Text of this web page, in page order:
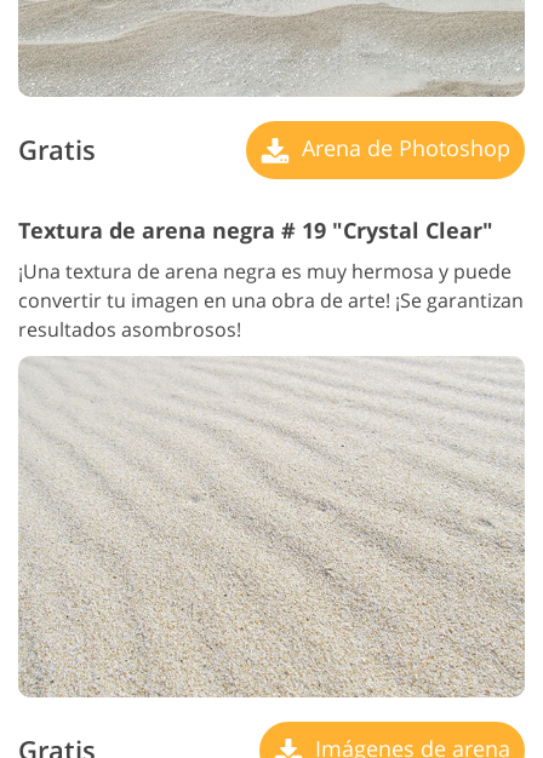
Gratis Arena de Photoshop
Textura de arena negra # 19 "Crystal Clear"
¡Una textura de arena negra es muy hermosa y puede
convertir tu imagen en una obra de arte! ¡Se garantizan
resultados asombrosos!
Imágenes de arena